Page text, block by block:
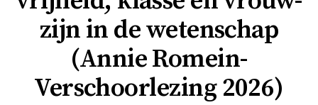
zijn in de wetenschap
(Annie Romein-
Verschoorlezing 2026)